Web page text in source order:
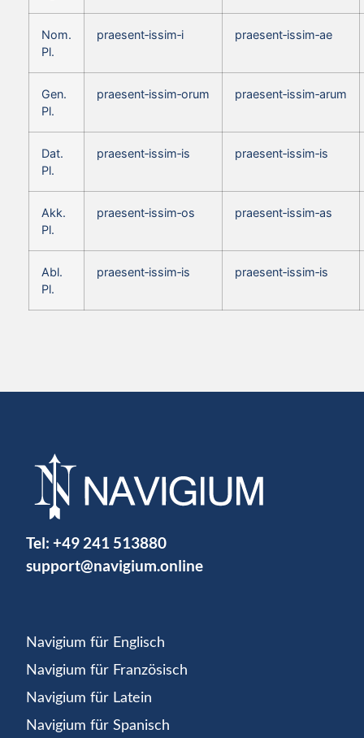
Nom.
Pl.
praesent‑issim‑i praesent‑issim‑ae
Gen.
Pl.
praesent‑issim‑orum praesent‑issim‑arum
Dat.
Pl.
praesent‑issim‑is praesent‑issim‑is
Akk.
Pl.
praesent‑issim‑os praesent‑issim‑as
Abl.
Pl.
praesent‑issim‑is praesent‑issim‑is
Tel: +49 241 513880
support@navigium.online
Navigium für Englisch
Navigium für Französisch
Navigium für Latein
Navigium für Spanisch